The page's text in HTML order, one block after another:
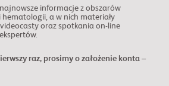
informacje z obszarów
a w nich materiały
oraz spotkania on-line
raz, prosimy o założenie konta –